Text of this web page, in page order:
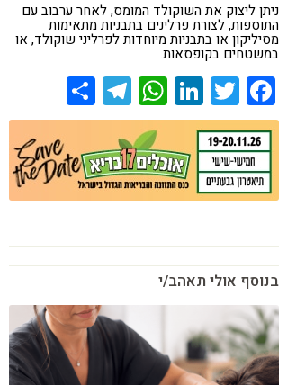
ניתן ליצוק את השוקולד המומס, לאחר ערבוב עם
התוספות, לצורת פרלינים בתבניות מתאימות
מסיליקון או בתבניות מיוחדות לפרליני שוקולד, או
במשטחים בקופסאות.
Facebook
Twitter
LinkedIn
WhatsApp
Telegram
בנוסף אולי תאהב/י